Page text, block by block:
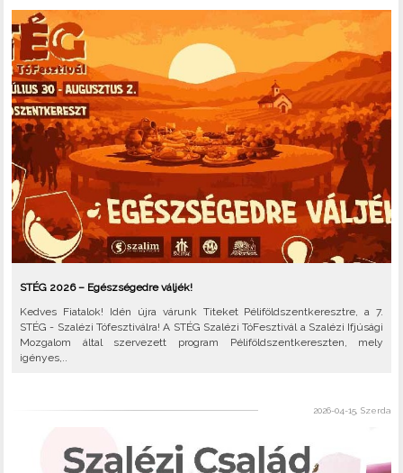
STÉG 2026 – Egészségedre váljék!
Kedves Fiatalok! Idén újra várunk Titeket Péliföldszentkeresztre, a 7.
STÉG - Szalézi Tófesztiválra! A STÉG Szalézi TóFesztivál a Szalézi Ifjúsági
Mozgalom által szervezett program Péliföldszentkereszten, mely
igényes,..
2026-04-15, Szerda